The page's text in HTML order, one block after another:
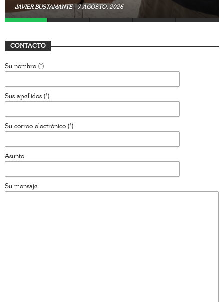
JAVIER BUSTAMANTE 7 AGOSTO, 2026
CONTACTO
Su nombre (*)
Sus apellidos (*)
Su correo electrónico (*)
Asunto
Su mensaje